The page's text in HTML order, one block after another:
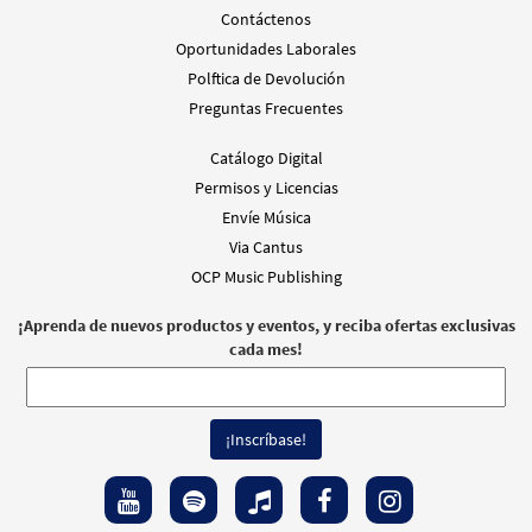
Revised with the new Misal Romano text
ENVÍO Cant Min
Misa Santa Fe -Guitar Vocal [Partitura -
Revised with the new Misal Romano text
DIGITAL
Misa Santa Fe -Choral Only [Partitura -
Revised with the new Misal Romano text
DIGITAL Cant Min
Agregar al carrito
Contáctenos
Oportunidades Laborales
Polftica de Devolución
Preguntas Frecuentes
Catálogo Digital
Permisos y Licencias
Envíe Música
Via Cantus
OCP Music Publishing
¡Aprenda de nuevos productos y eventos, y reciba ofertas exclusivas
cada mes!